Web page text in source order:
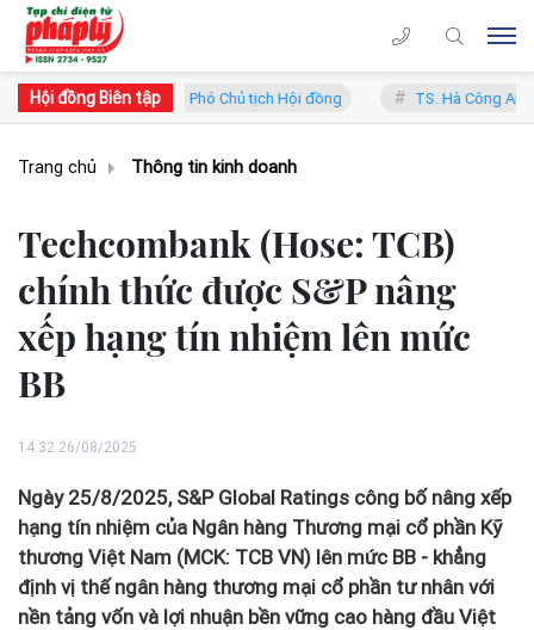
Hội đồng Biên tập
Trung Lý - Phó Chủ tịch Hội đồng TS. Hà Công Anh Bảo - Phó
Trang chủ Thông tin kinh doanh
Techcombank (Hose: TCB)
chính thức được S&P nâng
xếp hạng tín nhiệm lên mức
BB
14:32 26/08/2025
Ngày 25/8/2025, S&P Global Ratings công bố nâng xếp
hạng tín nhiệm của Ngân hàng Thương mại cổ phần Kỹ
thương Việt Nam (MCK: TCB VN) lên mức BB - khẳng
định vị thế ngân hàng thương mại cổ phần tư nhân với
nền tảng vốn và lợi nhuận bền vững cao hàng đầu Việt